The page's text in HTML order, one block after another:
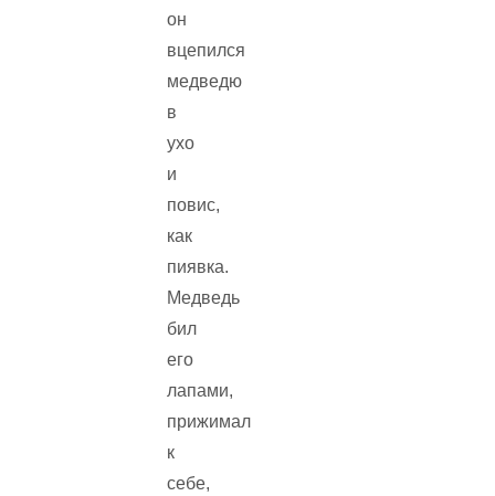
он
вцепился
медведю
в
ухо
и
повис,
как
пиявка.
Медведь
бил
его
лапами,
прижимал
к
себе,